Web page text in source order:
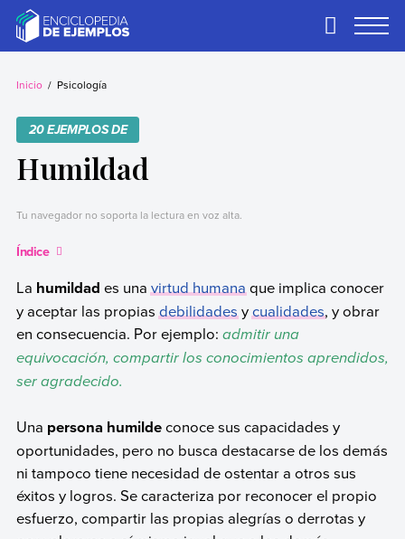
contentEjemplos
Necesitas ejemplos.
Primary
Inicio Psicología
20 EJEMPLOS DE
Humildad
Tu navegador no soporta la lectura en voz alta.
Índice
La humildad es unavirtud humanaque implica conocer
y aceptar las propiasdebilidadesycualidades, y obrar
en consecuencia. Por ejemplo: admitir una
equivocación, compartir los conocimientos aprendidos,
ser agradecido.
Una persona humildeconoce sus capacidades y
oportunidades, pero no busca destacarse de los demás
ni tampoco tiene necesidad de ostentar a otros sus
éxitos y logros. Se caracteriza por reconocer el propio
esfuerzo, compartir las propias alegrías o derrotas y